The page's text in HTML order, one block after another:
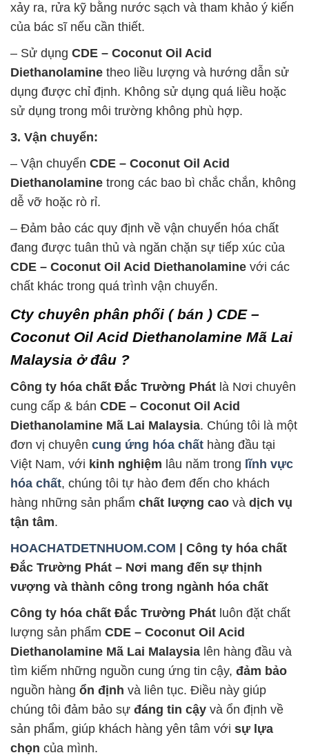
xảy ra, rửa kỹ bằng nước sạch và tham khảo ý kiến
của bác sĩ nếu cần thiết.
– Sử dụng CDE – Coconut Oil Acid
Diethanolamine theo liều lượng và hướng dẫn sử
dụng được chỉ định. Không sử dụng quá liều hoặc
sử dụng trong môi trường không phù hợp.
3. Vận chuyển:
– Vận chuyển CDE – Coconut Oil Acid
Diethanolamine trong các bao bì chắc chắn, không
dễ vỡ hoặc rò rỉ.
– Đảm bảo các quy định về vận chuyển hóa chất
đang được tuân thủ và ngăn chặn sự tiếp xúc của
CDE – Coconut Oil Acid Diethanolamine với các
chất khác trong quá trình vận chuyển.
Cty chuyên phân phối ( bán ) CDE –
Coconut Oil Acid Diethanolamine Mã Lai
Malaysia ở đâu ?
Công ty hóa chất Đắc Trường Phát là Nơi chuyên
cung cấp & bán CDE – Coconut Oil Acid
Diethanolamine Mã Lai Malaysia. Chúng tôi là một
đơn vị chuyên cung ứng hóa chất hàng đầu tại
Việt Nam, với kinh nghiệm lâu năm trong lĩnh vực
hóa chất, chúng tôi tự hào đem đến cho khách
hàng những sản phẩm chất lượng cao và dịch vụ
tận tâm.
HOACHATDETNHUOM.COM | Công ty hóa chất
Đắc Trường Phát – Nơi mang đến sự thịnh
vượng và thành công trong ngành hóa chất
Công ty hóa chất Đắc Trường Phát luôn đặt chất
lượng sản phẩm CDE – Coconut Oil Acid
Diethanolamine Mã Lai Malaysia lên hàng đầu và
tìm kiếm những nguồn cung ứng tin cậy, đảm bảo
nguồn hàng ổn định và liên tục. Điều này giúp
chúng tôi đảm bảo sự đáng tin cậy và ổn định về
sản phẩm, giúp khách hàng yên tâm với sự lựa
chọn của mình.